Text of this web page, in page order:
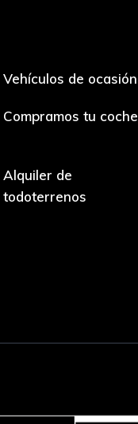
Vehículos de ocasión
Compramos tu coche
Alquiler de
todoterrenos